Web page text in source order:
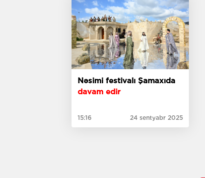
Nəsimi festivalı Şamaxıda
davam edir
15:16 24 sentyabr 2025